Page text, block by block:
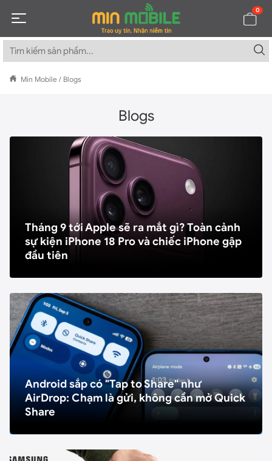
0
Min Mobile / Blogs
Blogs
Tháng 9 tới Apple sẽ ra mắt gì? Toàn cảnh
sự kiện iPhone 18 Pro và chiếc iPhone gập
đầu tiên
Android sắp có "Tap to Share" như
AirDrop: Chạm là gửi, không cần mở Quick
Share